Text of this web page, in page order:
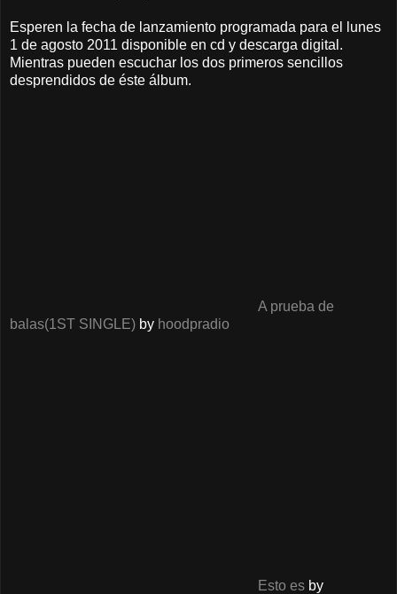
Esperen la fecha de lanzamiento programada para el lunes
1 de agosto 2011 disponible en cd y descarga digital.
Mientras pueden escuchar los dos primeros sencillos
desprendidos de éste álbum.
A prueba de
balas(1ST SINGLE) by hoodpradio
Esto es by